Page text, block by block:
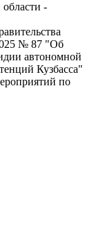
-
№ 87 "Об
автономной
Кузбасса"
по